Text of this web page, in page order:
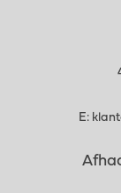
E: